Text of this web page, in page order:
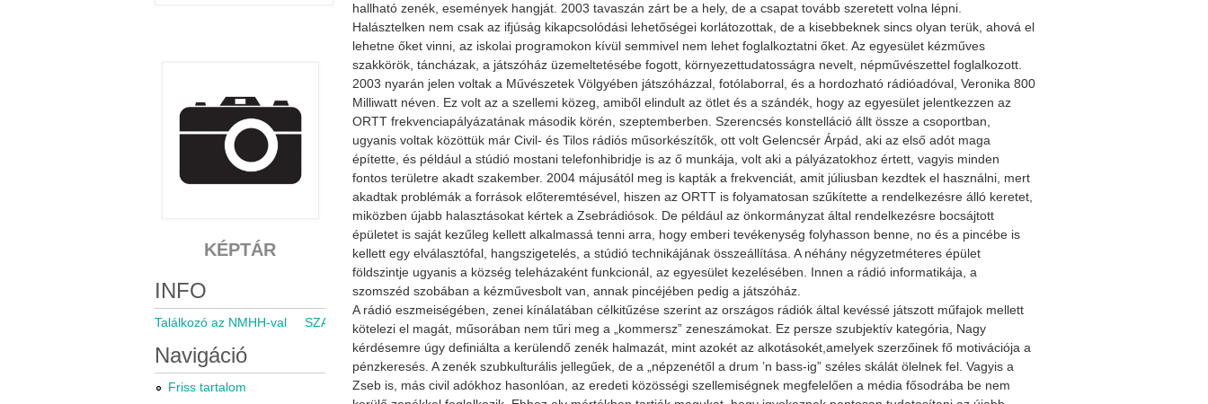
hallható zenék, események hangját. 2003 tavaszán zárt be a hely, de a csapat tovább szeretett volna lépni.
Halásztelken nem csak az ifjúság kikapcsolódási lehetőségei korlátozottak, de a kisebbeknek sincs olyan terük, ahová el
lehetne őket vinni, az iskolai programokon kívül semmivel nem lehet foglalkoztatni őket. Az egyesület kézműves
szakkörök, táncházak, a játszóház üzemeltetésébe fogott, környezettudatosságra nevelt, népművészettel foglalkozott.
2003 nyarán jelen voltak a Művészetek Völgyében játszóházzal, fotólaborral, és a hordozható rádióadóval, Veronika 800
Milliwatt néven. Ez volt az a szellemi közeg, amiből elindult az ötlet és a szándék, hogy az egyesület jelentkezzen az
ORTT frekvenciapályázatának második körén, szeptemberben. Szerencsés konstelláció állt össze a csoportban,
ugyanis voltak közöttük már Civil- és Tilos rádiós műsorkészítők, ott volt Gelencsér Árpád, aki az első adót maga
építette, és például a stúdió mostani telefonhibridje is az ő munkája, volt aki a pályázatokhoz értett, vagyis minden
fontos területre akadt szakember. 2004 májusától meg is kapták a frekvenciát, amit júliusban kezdtek el használni, mert
akadtak problémák a források előteremtésével, hiszen az ORTT is folyamatosan szűkítette a rendelkezésre álló keretet,
miközben újabb halasztásokat kértek a Zsebrádiósok. De például az önkormányzat által rendelkezésre bocsájtott
épületet is saját kezűleg kellett alkalmassá tenni arra, hogy emberi tevékenység folyhasson benne, no és a pincébe is
kellett egy elválasztófal, hangszigetelés, a stúdió technikájának összeállítása. A néhány négyzetméteres épület
földszintje ugyanis a község teleházaként funkcionál, az egyesület kezelésében. Innen a rádió informatikája, a
szomszéd szobában a kézművesbolt van, annak pincéjében pedig a játszóház.
A rádió eszmeiségében, zenei kínálatában célkitűzése szerint az országos rádiók által kevéssé játszott műfajok mellett
kötelezi el magát, műsorában nem tűri meg a „kommersz” zeneszámokat. Ez persze szubjektív kategória, Nagy
kérdésemre úgy definiálta a kerülendő zenék halmazát, mint azokét az alkotásokét,amelyek szerzőinek fő motivációja a
pénzkeresés. A zenék szubkulturális jellegűek, de a „népzenétől a drum ’n bass-ig” széles skálát ölelnek fel. Vagyis a
Zseb is, más civil adókhoz hasonlóan, az eredeti közösségi szellemiségnek megfelelően a média fősodrába be nem
KÉPTÁR
INFO
Találkozó az NMHH-val SZARÁMA közgyűlés 2021.11.05. Riport a Civil Rádióban Meghívó közgyülésre Közgyülés meghívó SMART rádiós képzés
Navigáció
Friss tartalom